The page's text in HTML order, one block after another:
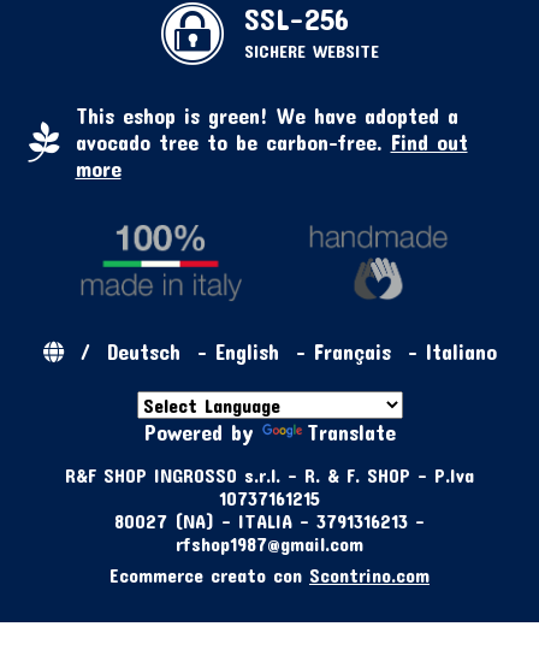
SSL-256
SICHERE WEBSITE
This eshop is green! We have adopted a
avocado tree to be carbon-free. Find out
more
/ Deutsch - English - Français- Italiano
Powered by Translate
R&F SHOP INGROSSO s.r.l. - R. & F. SHOP - P.Iva
10737161215
80027 (NA) - ITALIA - 3791316213 -
rfshop1987@gmail.com
Ecommerce creato con Scontrino.com